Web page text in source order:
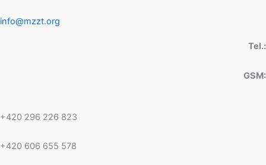
info@mzzt.org
Tel.:
GSM:
+420 296 226 823
+420 606 655 578